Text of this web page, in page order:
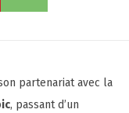
partenariat avec la
, passant d’un